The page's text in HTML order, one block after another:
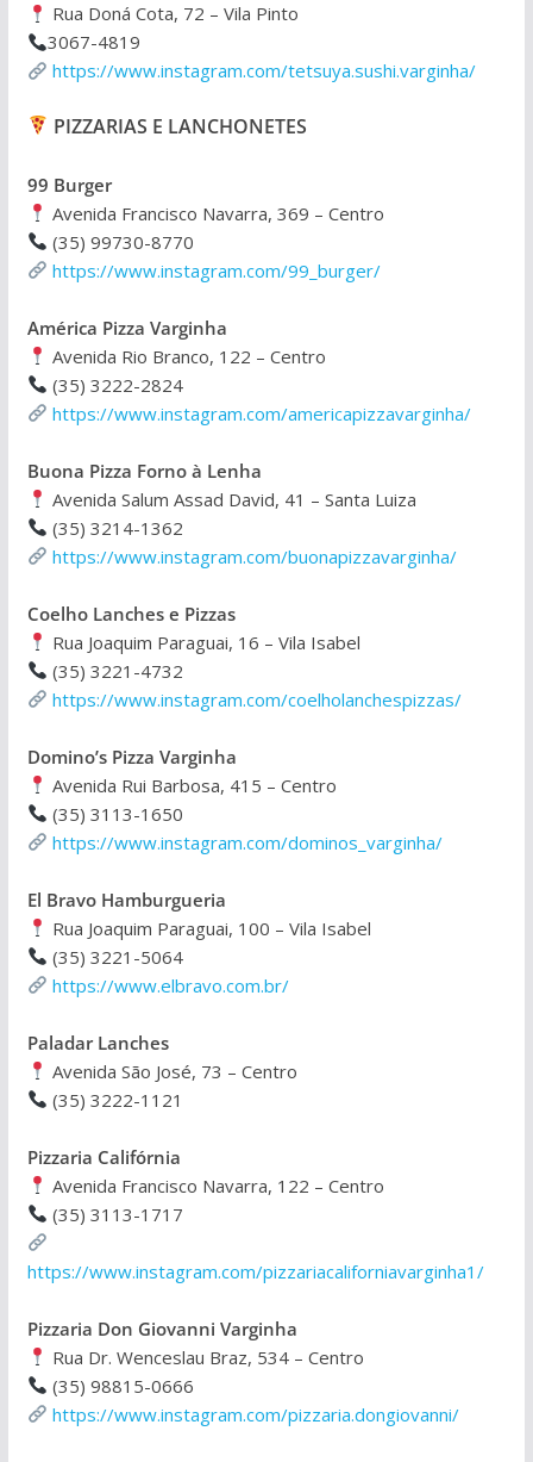
Rua Doná Cota, 72 – Vila Pinto
3067-4819
https://www.instagram.com/tetsuya.sushi.varginha/
PIZZARIAS E LANCHONETES
99 Burger
Avenida Francisco Navarra, 369 – Centro
(35) 99730-8770
https://www.instagram.com/99_burger/
América Pizza Varginha
Avenida Rio Branco, 122 – Centro
(35) 3222-2824
https://www.instagram.com/americapizzavarginha/
Buona Pizza Forno à Lenha
Avenida Salum Assad David, 41 – Santa Luiza
(35) 3214-1362
https://www.instagram.com/buonapizzavarginha/
Coelho Lanches e Pizzas
Rua Joaquim Paraguai, 16 – Vila Isabel
(35) 3221-4732
https://www.instagram.com/coelholanchespizzas/
Domino’s Pizza Varginha
Avenida Rui Barbosa, 415 – Centro
(35) 3113-1650
https://www.instagram.com/dominos_varginha/
El Bravo Hamburgueria
Rua Joaquim Paraguai, 100 – Vila Isabel
(35) 3221-5064
https://www.elbravo.com.br/
Paladar Lanches
Avenida São José, 73 – Centro
(35) 3222-1121
Pizzaria Califórnia
Avenida Francisco Navarra, 122 – Centro
(35) 3113-1717
https://www.instagram.com/pizzariacaliforniavarginha1/
Pizzaria Don Giovanni Varginha
Rua Dr. Wenceslau Braz, 534 – Centro
(35) 98815-0666
https://www.instagram.com/pizzaria.dongiovanni/